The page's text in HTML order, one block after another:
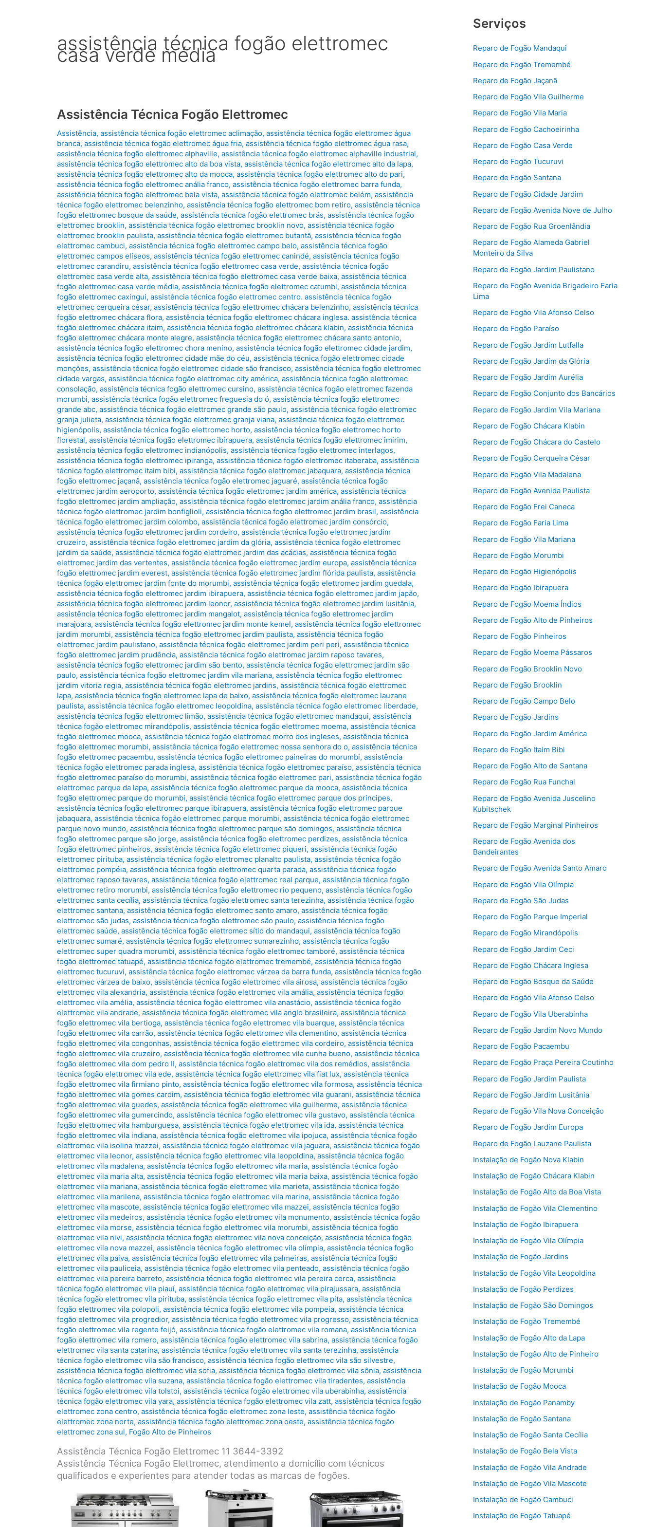
assistência técnica fogão elettromec
casa verde média
Assistência Técnica Fogão Elettromec
Assistência, assistência técnica fogão elettromec aclimação, assistência técnica fogão elettromec água
branca, assistência técnica fogão elettromec água fria, assistência técnica fogão elettromec água rasa,
assistência técnica fogão elettromec alphaville, assistência técnica fogão elettromec alphaville industrial,
assistência técnica fogão elettromec alto da boa vista, assistência técnica fogão elettromec alto da lapa,
assistência técnica fogão elettromec alto da mooca, assistência técnica fogão elettromec alto do pari,
assistência técnica fogão elettromec anália franco, assistência técnica fogão elettromec barra funda,
assistência técnica fogão elettromec bela vista, assistência técnica fogão elettromec belém, assistência
técnica fogão elettromec belenzinho, assistência técnica fogão elettromec bom retiro, assistência técnica
fogão elettromec bosque da saúde, assistência técnica fogão elettromec brás, assistência técnica fogão
elettromec brooklin, assistência técnica fogão elettromec brooklin novo, assistência técnica fogão
elettromec brooklin paulista, assistência técnica fogão elettromec butantã, assistência técnica fogão
elettromec cambuci, assistência técnica fogão elettromec campo belo, assistência técnica fogão
elettromec campos elíseos, assistência técnica fogão elettromec canindé, assistência técnica fogão
elettromec carandiru, assistência técnica fogão elettromec casa verde, assistência técnica fogão
elettromec casa verde alta, assistência técnica fogão elettromec casa verde baixa, assistência técnica
fogão elettromec casa verde média, assistência técnica fogão elettromec catumbi, assistência técnica
fogão elettromec caxingui, assistência técnica fogão elettromec centro. assistência técnica fogão
elettromec cerqueira césar, assistência técnica fogão elettromec chácara belenzinho, assistência técnica
fogão elettromec chácara flora, assistência técnica fogão elettromec chácara inglesa. assistência técnica
fogão elettromec chácara itaim, assistência técnica fogão elettromec chácara klabin, assistência técnica
fogão elettromec chácara monte alegre, assistência técnica fogão elettromec chácara santo antonio,
assistência técnica fogão elettromec chora menino, assistência técnica fogão elettromec cidade jardim,
assistência técnica fogão elettromec cidade mãe do céu, assistência técnica fogão elettromec cidade
monções, assistência técnica fogão elettromec cidade são francisco, assistência técnica fogão elettromec
cidade vargas, assistência técnica fogão elettromec city américa, assistência técnica fogão elettromec
consolação, assistência técnica fogão elettromec cursino, assistência técnica fogão elettromec fazenda
morumbi, assistência técnica fogão elettromec freguesia do ó, assistência técnica fogão elettromec
grande abc, assistência técnica fogão elettromec grande são paulo, assistência técnica fogão elettromec
granja julieta, assistência técnica fogão elettromec granja viana, assistência técnica fogão elettromec
higienópolis, assistência técnica fogão elettromec horto, assistência técnica fogão elettromec horto
florestal, assistência técnica fogão elettromec ibirapuera, assistência técnica fogão elettromec imirim,
assistência técnica fogão elettromec indianópolis, assistência técnica fogão elettromec interlagos,
assistência técnica fogão elettromec ipiranga, assistência técnica fogão elettromec itaberaba, assistência
técnica fogão elettromec itaim bibi, assistência técnica fogão elettromec jabaquara, assistência técnica
fogão elettromec jaçanã, assistência técnica fogão elettromec jaguaré, assistência técnica fogão
elettromec jardim aeroporto, assistência técnica fogão elettromec jardim américa, assistência técnica
fogão elettromec jardim ampliação, assistência técnica fogão elettromec jardim anália franco, assistência
técnica fogão elettromec jardim bonfiglioli, assistência técnica fogão elettromec jardim brasil, assistência
técnica fogão elettromec jardim colombo, assistência técnica fogão elettromec jardim consórcio,
assistência técnica fogão elettromec jardim cordeiro, assistência técnica fogão elettromec jardim
cruzeiro, assistência técnica fogão elettromec jardim da glória, assistência técnica fogão elettromec
jardim da saúde, assistência técnica fogão elettromec jardim das acácias, assistência técnica fogão
elettromec jardim das vertentes, assistência técnica fogão elettromec jardim europa, assistência técnica
fogão elettromec jardim everest, assistência técnica fogão elettromec jardim flórida paulista, assistência
técnica fogão elettromec jardim fonte do morumbi, assistência técnica fogão elettromec jardim guedala,
assistência técnica fogão elettromec jardim ibirapuera, assistência técnica fogão elettromec jardim japão,
assistência técnica fogão elettromec jardim leonor, assistência técnica fogão elettromec jardim lusitânia,
assistência técnica fogão elettromec jardim mangalot, assistência técnica fogão elettromec jardim
marajoara, assistência técnica fogão elettromec jardim monte kemel, assistência técnica fogão elettromec
jardim morumbi, assistência técnica fogão elettromec jardim paulista, assistência técnica fogão
elettromec jardim paulistano, assistência técnica fogão elettromec jardim peri peri, assistência técnica
fogão elettromec jardim prudência, assistência técnica fogão elettromec jardim raposo tavares,
assistência técnica fogão elettromec jardim são bento, assistência técnica fogão elettromec jardim são
paulo, assistência técnica fogão elettromec jardim vila mariana, assistência técnica fogão elettromec
jardim vitoria regia, assistência técnica fogão elettromec jardins, assistência técnica fogão elettromec
lapa, assistência técnica fogão elettromec lapa de baixo, assistência técnica fogão elettromec lauzane
paulista, assistência técnica fogão elettromec leopoldina, assistência técnica fogão elettromec liberdade,
assistência técnica fogão elettromec limão, assistência técnica fogão elettromec mandaqui, assistência
técnica fogão elettromec mirandópolis, assistência técnica fogão elettromec moema, assistência técnica
fogão elettromec mooca, assistência técnica fogão elettromec morro dos ingleses, assistência técnica
fogão elettromec morumbi, assistência técnica fogão elettromec nossa senhora do o, assistência técnica
fogão elettromec pacaembu, assistência técnica fogão elettromec paineiras do morumbi, assistência
técnica fogão elettromec parada inglesa, assistência técnica fogão elettromec paraíso, assistência técnica
fogão elettromec paraíso do morumbi, assistência técnica fogão elettromec pari, assistência técnica fogão
elettromec parque da lapa, assistência técnica fogão elettromec parque da mooca, assistência técnica
fogão elettromec parque do morumbi, assistência técnica fogão elettromec parque dos principes,
assistência técnica fogão elettromec parque ibirapuera, assistência técnica fogão elettromec parque
jabaquara, assistência técnica fogão elettromec parque morumbi, assistência técnica fogão elettromec
parque novo mundo, assistência técnica fogão elettromec parque são domingos, assistência técnica
fogão elettromec parque são jorge, assistência técnica fogão elettromec perdizes, assistência técnica
fogão elettromec pinheiros, assistência técnica fogão elettromec piqueri, assistência técnica fogão
elettromec pirituba, assistência técnica fogão elettromec planalto paulista, assistência técnica fogão
elettromec pompéia, assistência técnica fogão elettromec quarta parada, assistência técnica fogão
elettromec raposo tavares, assistência técnica fogão elettromec real parque, assistência técnica fogão
elettromec retiro morumbi, assistência técnica fogão elettromec rio pequeno, assistência técnica fogão
elettromec santa cecília, assistência técnica fogão elettromec santa terezinha, assistência técnica fogão
elettromec santana, assistência técnica fogão elettromec santo amaro, assistência técnica fogão
elettromec são judas, assistência técnica fogão elettromec são paulo, assistência técnica fogão
elettromec saúde, assistência técnica fogão elettromec sítio do mandaqui, assistência técnica fogão
elettromec sumaré, assistência técnica fogão elettromec sumarezinho, assistência técnica fogão
elettromec super quadra morumbi, assistência técnica fogão elettromec tamboré, assistência técnica
fogão elettromec tatuapé, assistência técnica fogão elettromec tremembé, assistência técnica fogão
elettromec tucuruvi, assistência técnica fogão elettromec várzea da barra funda, assistência técnica fogão
elettromec várzea de baixo, assistência técnica fogão elettromec vila airosa, assistência técnica fogão
elettromec vila alexandria, assistência técnica fogão elettromec vila amália, assistência técnica fogão
elettromec vila amélia, assistência técnica fogão elettromec vila anastácio, assistência técnica fogão
elettromec vila andrade, assistência técnica fogão elettromec vila anglo brasileira, assistência técnica
fogão elettromec vila bertioga, assistência técnica fogão elettromec vila buarque, assistência técnica
fogão elettromec vila carrão, assistência técnica fogão elettromec vila clementino, assistência técnica
fogão elettromec vila congonhas, assistência técnica fogão elettromec vila cordeiro, assistência técnica
fogão elettromec vila cruzeiro, assistência técnica fogão elettromec vila cunha bueno, assistência técnica
fogão elettromec vila dom pedro II, assistência técnica fogão elettromec vila dos remédios, assistência
técnica fogão elettromec vila ede, assistência técnica fogão elettromec vila fiat lux, assistência técnica
fogão elettromec vila firmiano pinto, assistência técnica fogão elettromec vila formosa, assistência técnica
fogão elettromec vila gomes cardim, assistência técnica fogão elettromec vila guarani, assistência técnica
fogão elettromec vila guedes, assistência técnica fogão elettromec vila guilherme, assistência técnica
fogão elettromec vila gumercindo, assistência técnica fogão elettromec vila gustavo, assistência técnica
fogão elettromec vila hamburguesa, assistência técnica fogão elettromec vila ida, assistência técnica
fogão elettromec vila indiana, assistência técnica fogão elettromec vila ipojuca, assistência técnica fogão
elettromec vila isolina mazzei, assistência técnica fogão elettromec vila jaguara, assistência técnica fogão
elettromec vila leonor, assistência técnica fogão elettromec vila leopoldina, assistência técnica fogão
elettromec vila madalena, assistência técnica fogão elettromec vila maria, assistência técnica fogão
elettromec vila maria alta, assistência técnica fogão elettromec vila maria baixa, assistência técnica fogão
elettromec vila mariana, assistência técnica fogão elettromec vila marieta, assistência técnica fogão
elettromec vila marilena, assistência técnica fogão elettromec vila marina, assistência técnica fogão
elettromec vila mascote, assistência técnica fogão elettromec vila mazzei, assistência técnica fogão
elettromec vila medeiros, assistência técnica fogão elettromec vila monumento, assistência técnica fogão
elettromec vila morse, assistência técnica fogão elettromec vila morumbi, assistência técnica fogão
elettromec vila nivi, assistência técnica fogão elettromec vila nova conceição, assistência técnica fogão
elettromec vila nova mazzei, assistência técnica fogão elettromec vila olímpia, assistência técnica fogão
elettromec vila paiva, assistência técnica fogão elettromec vila palmeiras, assistência técnica fogão
elettromec vila pauliceia, assistência técnica fogão elettromec vila penteado, assistência técnica fogão
elettromec vila pereira barreto, assistência técnica fogão elettromec vila pereira cerca, assistência
técnica fogão elettromec vila piauí, assistência técnica fogão elettromec vila pirajussara, assistência
técnica fogão elettromec vila pirituba, assistência técnica fogão elettromec vila pita, assistência técnica
fogão elettromec vila polopoli, assistência técnica fogão elettromec vila pompeia, assistência técnica
fogão elettromec vila progredior, assistência técnica fogão elettromec vila progresso, assistência técnica
fogão elettromec vila regente feijó, assistência técnica fogão elettromec vila romana, assistência técnica
fogão elettromec vila romero, assistência técnica fogão elettromec vila sabrina, assistência técnica fogão
elettromec vila santa catarina, assistência técnica fogão elettromec vila santa terezinha, assistência
técnica fogão elettromec vila são francisco, assistência técnica fogão elettromec vila são silvestre,
assistência técnica fogão elettromec vila sofia, assistência técnica fogão elettromec vila sônia, assistência
técnica fogão elettromec vila suzana, assistência técnica fogão elettromec vila tiradentes, assistência
técnica fogão elettromec vila tolstoi, assistência técnica fogão elettromec vila uberabinha, assistência
técnica fogão elettromec vila yara, assistência técnica fogão elettromec vila zatt, assistência técnica fogão
elettromec zona centro, assistência técnica fogão elettromec zona leste, assistência técnica fogão
elettromec zona norte, assistência técnica fogão elettromec zona oeste, assistência técnica fogão
elettromec zona sul, Fogão Alto de Pinheiros
Assistência Técnica Fogão Elettromec 11 3644-3392
Assistência Técnica Fogão Elettromec, atendimento a domicílio com técnicos
qualificados e experientes para atender todas as marcas de fogões.
Serviços
Reparo de Fogão Mandaqui
Reparo de Fogão Tremembé
Reparo de Fogão Jaçanã
Reparo de Fogão Vila Guilherme
Reparo de Fogão Vila Maria
Reparo de Fogão Cachoeirinha
Reparo de Fogão Casa Verde
Reparo de Fogão Tucuruvi
Reparo de Fogão Santana
Reparo de Fogão Cidade Jardim
Reparo de Fogão Avenida Nove de Julho
Reparo de Fogão Rua Groenlândia
Reparo de Fogão Alameda Gabriel
Monteiro da Silva
Reparo de Fogão Jardim Paulistano
Reparo de Fogão Avenida Brigadeiro Faria
Lima
Reparo de Fogão Vila Afonso Celso
Reparo de Fogão Paraíso
Reparo de Fogão Jardim Lutfalla
Reparo de Fogão Jardim da Glória
Reparo de Fogão Jardim Aurélia
Reparo de Fogão Conjunto dos Bancários
Reparo de Fogão Jardim Vila Mariana
Reparo de Fogão Chácara Klabin
Reparo de Fogão Chácara do Castelo
Reparo de Fogão Cerqueira César
Reparo de Fogão Vila Madalena
Reparo de Fogão Avenida Paulista
Reparo de Fogão Frei Caneca
Reparo de Fogão Faria Lima
Reparo de Fogão Vila Mariana
Reparo de Fogão Morumbi
Reparo de Fogão Higienópolis
Reparo de Fogão Ibirapuera
Reparo de Fogão Moema Índios
Reparo de Fogão Alto de Pinheiros
Reparo de Fogão Pinheiros
Reparo de Fogão Moema Pássaros
Reparo de Fogão Brooklin Novo
Reparo de Fogão Brooklin
Reparo de Fogão Campo Belo
Reparo de Fogão Jardins
Reparo de Fogão Jardim América
Reparo de Fogão Itaim Bibi
Reparo de Fogão Alto de Santana
Reparo de Fogão Rua Funchal
Reparo de Fogão Avenida Juscelino
Kubitschek
Reparo de Fogão Marginal Pinheiros
Reparo de Fogão Avenida dos
Bandeirantes
Reparo de Fogão Avenida Santo Amaro
Reparo de Fogão Vila Olímpia
Reparo de Fogão São Judas
Reparo de Fogão Parque Imperial
Reparo de Fogão Mirandópolis
Reparo de Fogão Jardim Ceci
Reparo de Fogão Chácara Inglesa
Reparo de Fogão Bosque da Saúde
Reparo de Fogão Vila Afonso Celso
Reparo de Fogão Vila Uberabinha
Reparo de Fogão Jardim Novo Mundo
Reparo de Fogão Pacaembu
Reparo de Fogão Praça Pereira Coutinho
Reparo de Fogão Jardim Paulista
Reparo de Fogão Jardim Lusitânia
Reparo de Fogão Vila Nova Conceição
Reparo de Fogão Jardim Europa
Reparo de Fogão Lauzane Paulista
Instalação de Fogão Nova Klabin
Instalação de Fogão Chácara Klabin
Instalação de Fogão Alto da Boa Vista
Instalação de Fogão Vila Clementino
Instalação de Fogão Ibirapuera
Instalação de Fogão Vila Olímpia
Instalação de Fogão Jardins
Instalação de Fogão Vila Leopoldina
Instalação de Fogão Perdizes
Instalação de Fogão São Domingos
Instalação de Fogão Tremembé
Instalação de Fogão Alto da Lapa
Instalação de Fogão Alto de Pinheiro
Instalação de Fogão Morumbi
Instalação de Fogão Mooca
Instalação de Fogão Panamby
Instalação de Fogão Santana
Instalação de Fogão Santa Cecília
Instalação de Fogão Bela Vista
Instalação de Fogão Vila Andrade
Instalação de Fogão Vila Mascote
Instalação de Fogão Cambuci
Instalação de Fogão Tatuapé